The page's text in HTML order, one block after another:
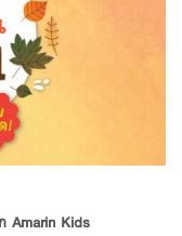
Amarin Kids